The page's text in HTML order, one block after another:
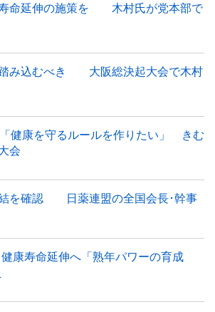
命延伸の施策を 木村氏が党本部で
み込むべき 大阪総決起大会で木村
健康を守るルールを作りたい」 きむ
会
を確認 日薬連盟の全国会長･幹事
健康寿命延伸へ「熟年パワーの育成